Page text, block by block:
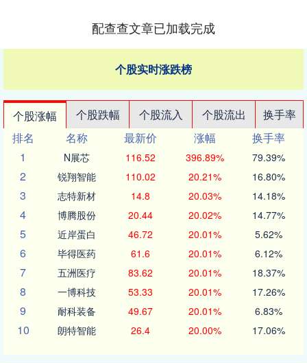
配查查文章已加载完成
个股实时涨跌榜
个股涨幅 个股跌幅 个股流入 个股流出
换手率
排名
名称 最新价 涨幅
换手率
1
N展芯 116.52 396.89% 79.39%
2 锐翔智能 110.02 20.21% 16.80%
3 志特新材 14.8 20.03% 14.18%
4 博腾股份 20.44 20.02% 14.77%
5 近岸蛋白 46.72 20.01% 5.62%
6 毕得医药 61.6 20.01% 6.12%
7 五洲医疗 83.62 20.01% 18.37%
8 一博科技 53.33 20.01% 17.26%
9 耐科装备 49.67 20.01% 6.83%
10 朗特智能 26.4 20.00% 17.06%